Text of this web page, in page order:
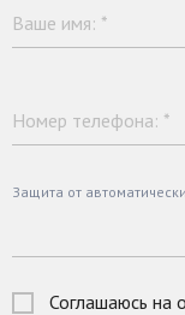
Ваше имя: *
Номер телефона: *
Защита от
Соглашаюсь на